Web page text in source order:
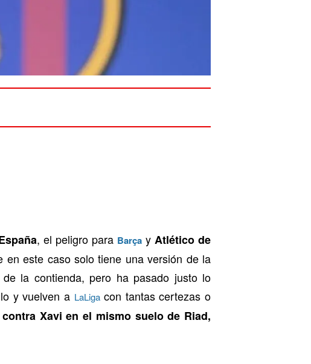
, el peligro para Barça y Atlético de
este caso solo tiene una versión de la
la contienda, pero ha pasado justo lo
y vuelven a LaLigacon tantas certezas o
Xavi en el mismo suelo de Riad,